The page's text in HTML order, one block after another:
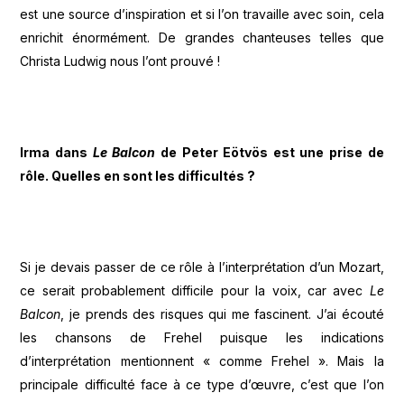
est une source d’inspiration et si l’on travaille avec soin, cela
enrichit énormément. De grandes chanteuses telles que
Christa Ludwig nous l’ont prouvé !
Irma dans Le Balcon de Peter Eötvös est une prise de
rôle. Quelles en sont les difficultés ?
Si je devais passer de ce rôle à l’interprétation d’un Mozart,
ce serait probablement difficile pour la voix, car avec Le
Balcon , je prends des risques qui me fascinent. J’ai écouté
les chansons de Frehel puisque les indications
d’interprétation mentionnent « comme Frehel ». Mais la
principale difficulté face à ce type d’œuvre, c’est que l’on